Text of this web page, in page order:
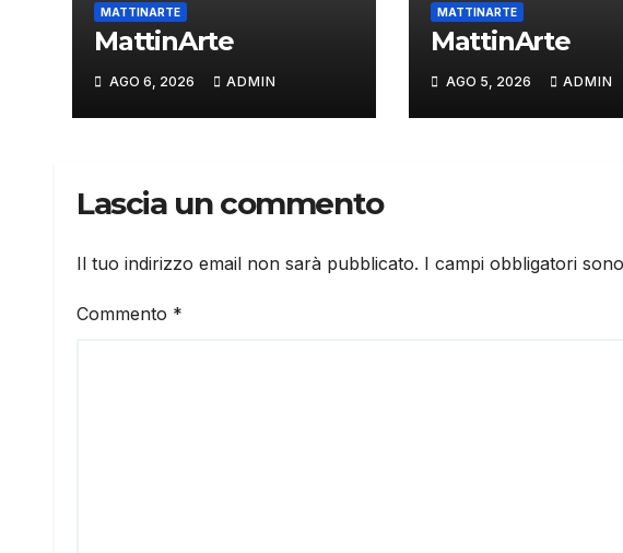
MATTINARTE
MattinArte
AGO 6, 2026 ADMIN
MATTINARTE
MattinArte
AGO 5, 2026 ADMIN
Lascia un commento
Il tuo indirizzo email non sarà pubblicato. I campi obbligatori
Commento *